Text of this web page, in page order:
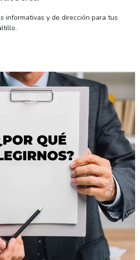
informativas y de dirección para tus